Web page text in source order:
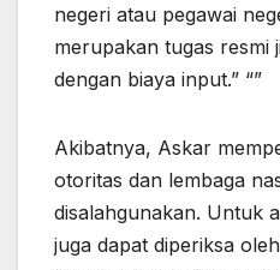
negeri atau pegawai
merupakan tugas resmi
dengan biaya input.” “”
Akibatnya, Askar
otoritas dan lembaga
disalahgunakan. Untuk
juga dapat diperiksa